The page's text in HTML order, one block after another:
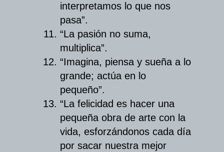
interpretamos lo que nos
pasa”.
“La pasión no suma,
multiplica”.
“Imagina, piensa y sueña a lo
grande; actúa en lo
pequeño”.
“La felicidad es hacer una
pequeña obra de arte con la
vida, esforzándonos cada día
por sacar nuestra mejor